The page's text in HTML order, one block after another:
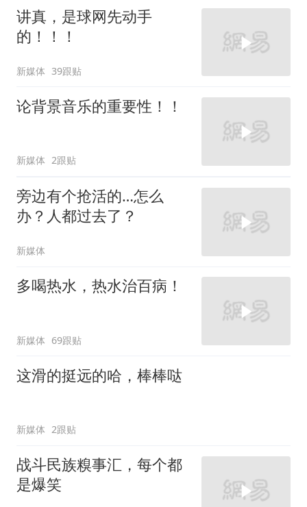
讲真，是球网先动手
的！！！
新媒体 39跟贴
论背景音乐的重要性！！
新媒体 2跟贴
旁边有个抢活的…怎么
办？人都过去了？
新媒体
多喝热水，热水治百病！
新媒体 69跟贴
这滑的挺远的哈，棒棒哒
新媒体 2跟贴
战斗民族糗事汇，每个都
是爆笑